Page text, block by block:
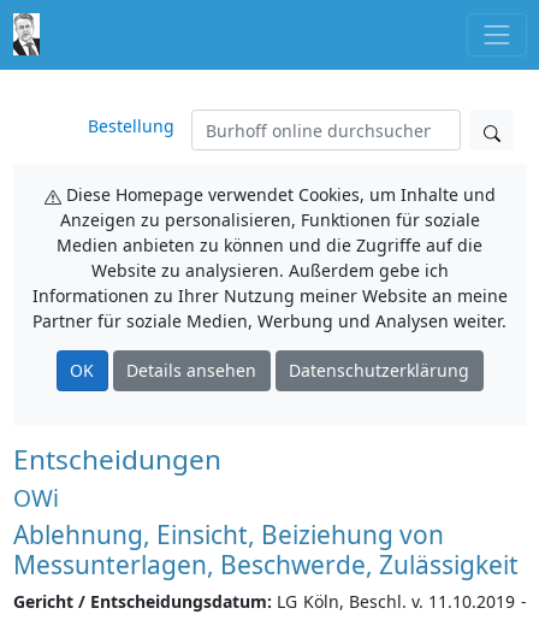
Bestellung
Diese Homepage verwendet Cookies, um Inhalte und
Anzeigen zu personalisieren, Funktionen für soziale
Medien anbieten zu können und die Zugriffe auf die
Website zu analysieren. Außerdem gebe ich
Informationen zu Ihrer Nutzung meiner Website an meine
Partner für soziale Medien, Werbung und Analysen weiter.
OK Details ansehen Datenschutzerklärung
Entscheidungen
OWi
Ablehnung, Einsicht, Beiziehung von
Messunterlagen, Beschwerde, Zulässigkeit
Gericht / Entscheidungsdatum: LG Köln, Beschl. v. 11.10.2019 -